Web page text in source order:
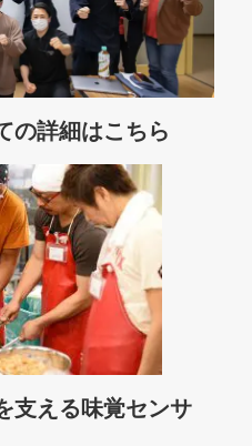
の詳細はこちら
支える味覚センサ